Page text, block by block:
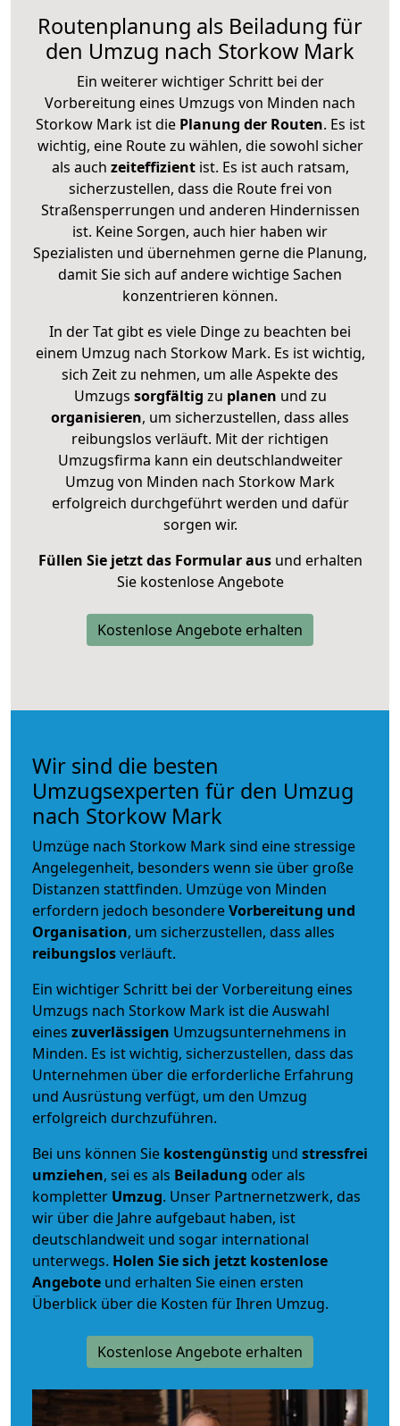
Routenplanung als Beiladung für
den Umzug nach Storkow Mark
Ein weiterer wichtiger Schritt bei der
Vorbereitung eines Umzugs von Minden nach
Storkow Mark ist diePlanung der Routen. Es ist
wichtig, eine Route zu wählen, die sowohl sicher
als auch zeiteffizientist. Es ist auch ratsam,
sicherzustellen, dass die Route frei von
Straßensperrungen und anderen Hindernissen
ist. Keine Sorgen, auch hier haben wir
Spezialisten und übernehmen gerne die Planung,
damit Sie sich auf andere wichtige Sachen
konzentrieren können.
In der Tat gibt es viele Dinge zu beachten bei
einem Umzug nach Storkow Mark. Es ist wichtig,
sich Zeit zu nehmen, um alle Aspekte des
Umzugs sorgfältig zu planen und zu
organisieren, um sicherzustellen, dass alles
reibungslos verläuft. Mit der richtigen
Umzugsfirma kann ein deutschlandweiter
Umzug von Minden nach Storkow Mark
erfolgreich durchgeführt werden und dafür
sorgen wir.
Füllen Sie jetzt das Formular ausund erhalten
Sie kostenlose Angebote
Kostenlose Angebote erhalten
Wir sind die besten
Umzugsexperten für den Umzug
nach Storkow Mark
Umzüge nach Storkow Mark sind eine stressige
Angelegenheit, besonders wenn sie über große
Distanzen stattfinden. Umzüge von Minden
erfordern jedoch besondereVorbereitung und
Organisation, um sicherzustellen, dass alles
reibungslosverläuft.
Ein wichtiger Schritt bei der Vorbereitung eines
Umzugs nach Storkow Mark ist die Auswahl
eines zuverlässigen Umzugsunternehmens in
Minden. Es ist wichtig, sicherzustellen, dass das
Unternehmen über die erforderliche Erfahrung
und Ausrüstung verfügt, um den Umzug
erfolgreich durchzuführen.
Bei uns können Sie kostengünstig und stressfrei
umziehen, sei es als Beiladung oder als
kompletter Umzug. Unser Partnernetzwerk, das
wir über die Jahre aufgebaut haben, ist
deutschlandweit und sogar international
unterwegs. Holen Sie sich jetzt kostenlose
Angebote und erhalten Sie einen ersten
Überblick über die Kosten für Ihren Umzug.
Kostenlose Angebote erhalten